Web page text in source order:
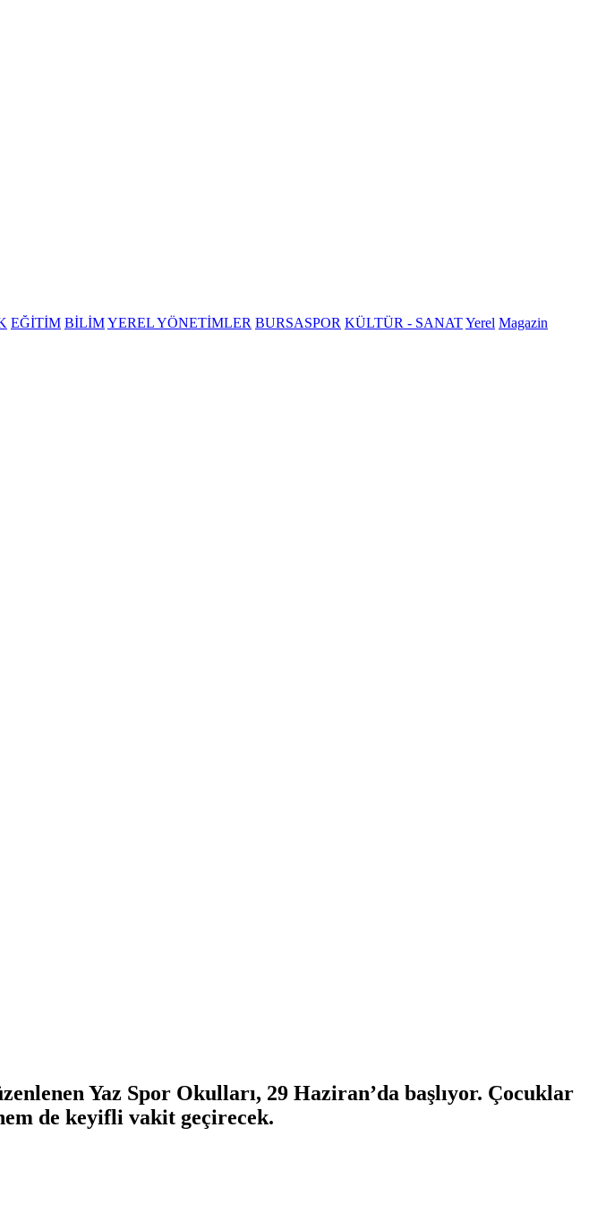
EĞİTİM BİLİMYEREL YÖNETİMLER BURSASPOR KÜLTÜR - SANATYerel Magazin
Yaz Spor Okulları, 29 Haziran’da başlıyor. Çocuklar
de keyifli vakit geçirecek.